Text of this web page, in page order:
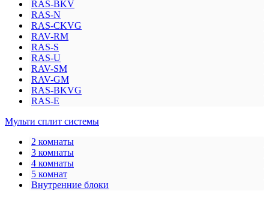
RAS-BKV
RAS-N
RAS-CKVG
RAV-RM
RAS-S
RAS-U
RAV-SM
RAV-GM
RAS-BKVG
RAS-E
Мульти сплит системы
2 комнаты
3 комнаты
4 комнаты
5 комнат
Внутренние блоки